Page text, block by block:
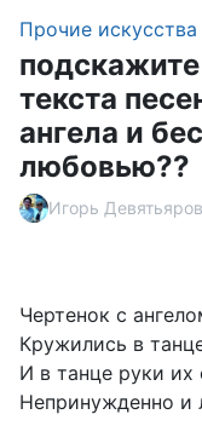
Прочие искусства
текста
ангела и
любовью??
Игорь Девятьяров
Чертенок с
Кружились в
И в танце руки их
Непринужденно и